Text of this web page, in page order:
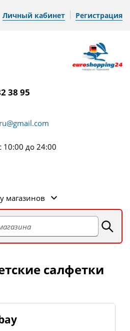
Личный кабинет Регистрация
38 95
10:00 до 24:00
магазинов
салфетки